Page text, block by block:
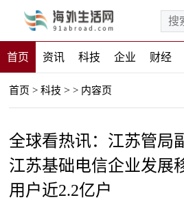
首页 资讯 科技 企业 财经
首页 > 科技 > > 内容页
全球看热讯：江苏管局
江苏基础电信企业发展
用户近2.2亿户